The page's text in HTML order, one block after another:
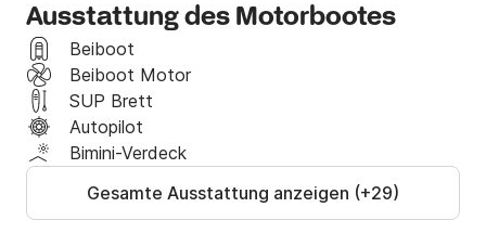
Ausstattung des Motorbootes
Beiboot
Beiboot Motor
SUP Brett
Autopilot
Bimini-Verdeck
Gesamte Ausstattung anzeigen (+29)